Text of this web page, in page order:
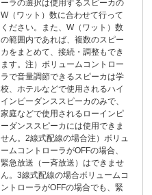
ーラの選択は使用するスピーカの
W（ワット）数に合わせて行って
ください。また、W（ワット）数
の範囲内であれば、複数のスピー
カをまとめて、接続・調整もでき
ます。注）ボリュームコントロー
ラで音量調節できるスピーカは学
校、ホテルなどで使用されるハイ
インピーダンススピーカのみで、
家庭などで使用されるローインピ
ーダンススピーカには使用できま
せん。2線式配線の場合注）ボリュ
ームコントローラがOFFの場合、
緊急放送（一斉放送）はできませ
ん。3線式配線の場合ボリュームコ
ントローラがOFFの場合でも、緊